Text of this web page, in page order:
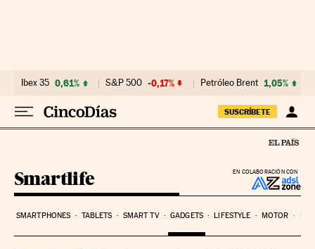
Ibex 35 0,61% S&P 500 -0,17% Petróleo Brent 1,05%
SUSCRÍBETE
EN COLABORACIÓN CON
Smartlife
SMARTPHONES TABLETS SMART TV GADGETS LIFESTYLE MOTOR